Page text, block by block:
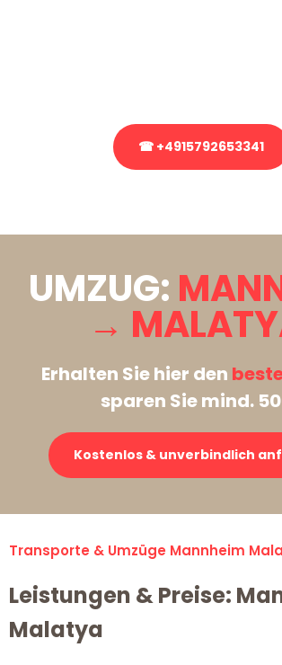
☎ +4915792653341
UMZUG:
→
Erhalten Sie hier den
sparen Sie mind.
Kostenlos & unverbindlich
Transporte & Umzüge Mannheim
Leistungen & Preise:
Malatya